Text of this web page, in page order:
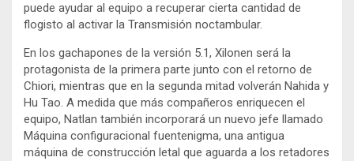
puede ayudar al equipo a recuperar cierta cantidad de
flogisto al activar la Transmisión noctambular.
En los gachapones de la versión 5.1, Xilonen será la
protagonista de la primera parte junto con el retorno de
Chiori, mientras que en la segunda mitad volverán Nahida y
Hu Tao. A medida que más compañeros enriquecen el
equipo, Natlan también incorporará un nuevo jefe llamado
Máquina configuracional fuentenigma, una antigua
máquina de construcción letal que aguarda a los retadores